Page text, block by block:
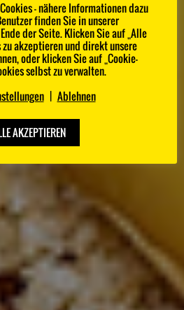
CHEFS
Deutschlands im
- nähere Informationen dazu
finden Sie in unserer
der Seite. Klicken Sie auf „Alle
akzeptieren und direkt unsere
oder klicken Sie auf „Cookie-
selbst zu verwalten.
Ablehnen
AKZEPTIEREN